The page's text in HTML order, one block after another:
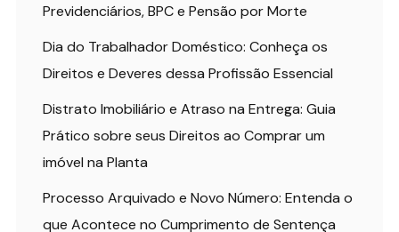
Previdenciários, BPC e Pensão por Morte
Dia do Trabalhador Doméstico: Conheça os
Direitos e Deveres dessa Profissão Essencial
Distrato Imobiliário e Atraso na Entrega: Guia
Prático sobre seus Direitos ao Comprar um
imóvel na Planta
Processo Arquivado e Novo Número: Entenda o
que Acontece no Cumprimento de Sentença